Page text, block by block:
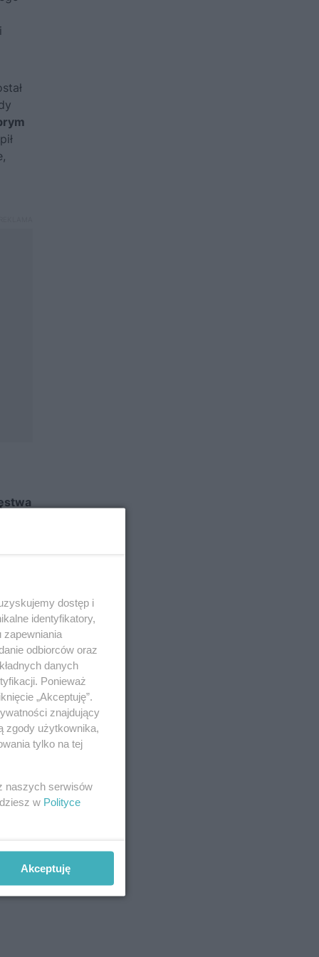
i
dostęp i
identyfikatory,
zapewniania
odbiorców oraz
danych
Ponieważ
„Akceptuję”.
znajdujący
zgody użytkownika,
tylko na tej
naszych serwisów
w Polityce
Akceptuję